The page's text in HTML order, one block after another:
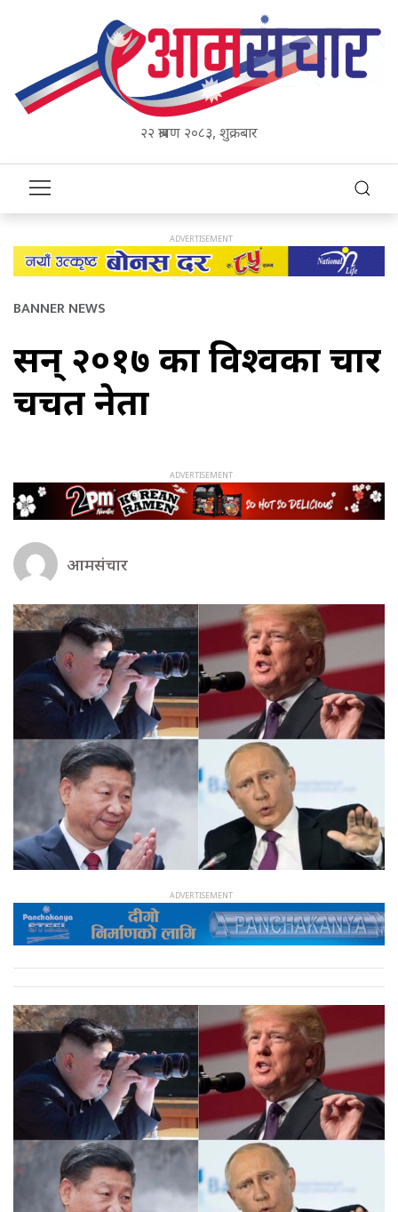
२२ श्रावण २०८३, शुक्रबार
BANNER NEWS
सन् २०१७ का विश्वका चार
चर्चित नेता
आमसंचार